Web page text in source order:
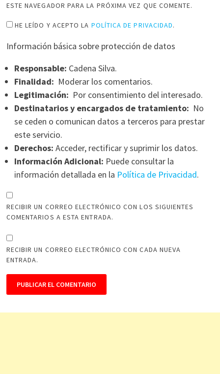
ESTE NAVEGADOR PARA LA PRÓXIMA VEZ QUE COMENTE.
HE LEÍDO Y ACEPTO LA POLÍTICA DE PRIVACIDAD.
Información básica sobre protección de datos
Responsable: Cadena Silva.
Finalidad: Moderar los comentarios.
Legitimación: Por consentimiento del interesado.
Destinatarios y encargados de tratamiento: No
se ceden o comunican datos a terceros para prestar
este servicio.
Derechos: Acceder, rectificar y suprimir los datos.
Información Adicional: Puede consultar la
información detallada en la Política de Privacidad.
RECIBIR UN CORREO ELECTRÓNICO CON LOS SIGUIENTES
COMENTARIOS A ESTA ENTRADA.
RECIBIR UN CORREO ELECTRÓNICO CON CADA NUEVA
ENTRADA.